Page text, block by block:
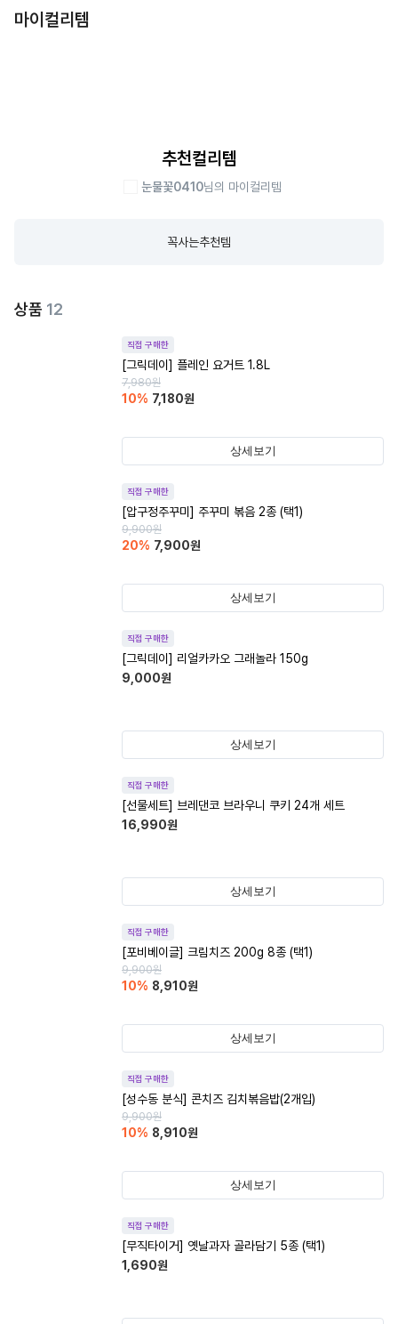
마이컬리템
추천컬리템
눈물꽃0410님의 마이컬리템
꼭사는추천템
상품 12
직접 구매한
[그릭데이] 플레인 요거트 1.8L
7,980원
10% 7,180원
상세보기
직접 구매한
[압구정주꾸미] 주꾸미 볶음 2종 (택1)
9,900원
20% 7,900원
상세보기
직접 구매한
[그릭데이] 리얼카카오 그래놀라 150g
9,000원
상세보기
직접 구매한
[선물세트] 브레댄코 브라우니 쿠키 24개 세트
16,990원
상세보기
직접 구매한
[포비베이글] 크림치즈 200g 8종 (택1)
9,900원
10% 8,910원
상세보기
직접 구매한
[성수동 분식] 콘치즈 김치볶음밥(2개입)
9,900원
10% 8,910원
상세보기
직접 구매한
[무직타이거] 옛날과자 골라담기 5종 (택1)
1,690원